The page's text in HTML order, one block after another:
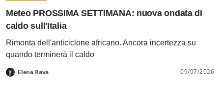
Meteo PROSSIMA SETTIMANA: nuova ondata di
caldo sull'Italia
Rimonta dell'anticiclone africano. Ancora incertezza su
quando terminerà il caldo
Elena Rava 09/07/2026